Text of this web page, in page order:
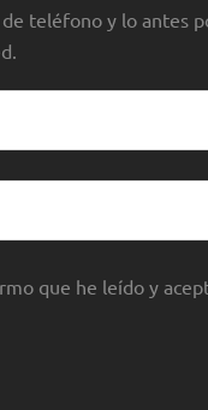
teléfono y lo antes
que he leído y